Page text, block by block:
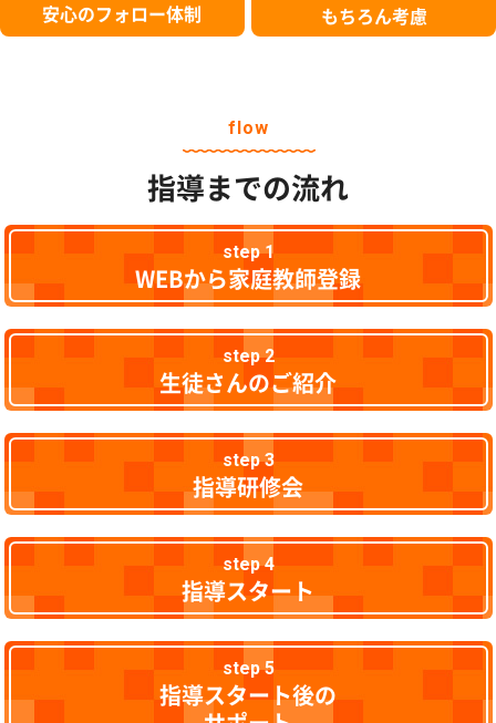
安心のフォロー体制
もちろん考慮
flow
指導までの流れ
step 1
WEBから家庭教師登録
step 2
生徒さんのご紹介
step 3
指導研修会
step 4
指導スタート
step 5
指導スタート後の